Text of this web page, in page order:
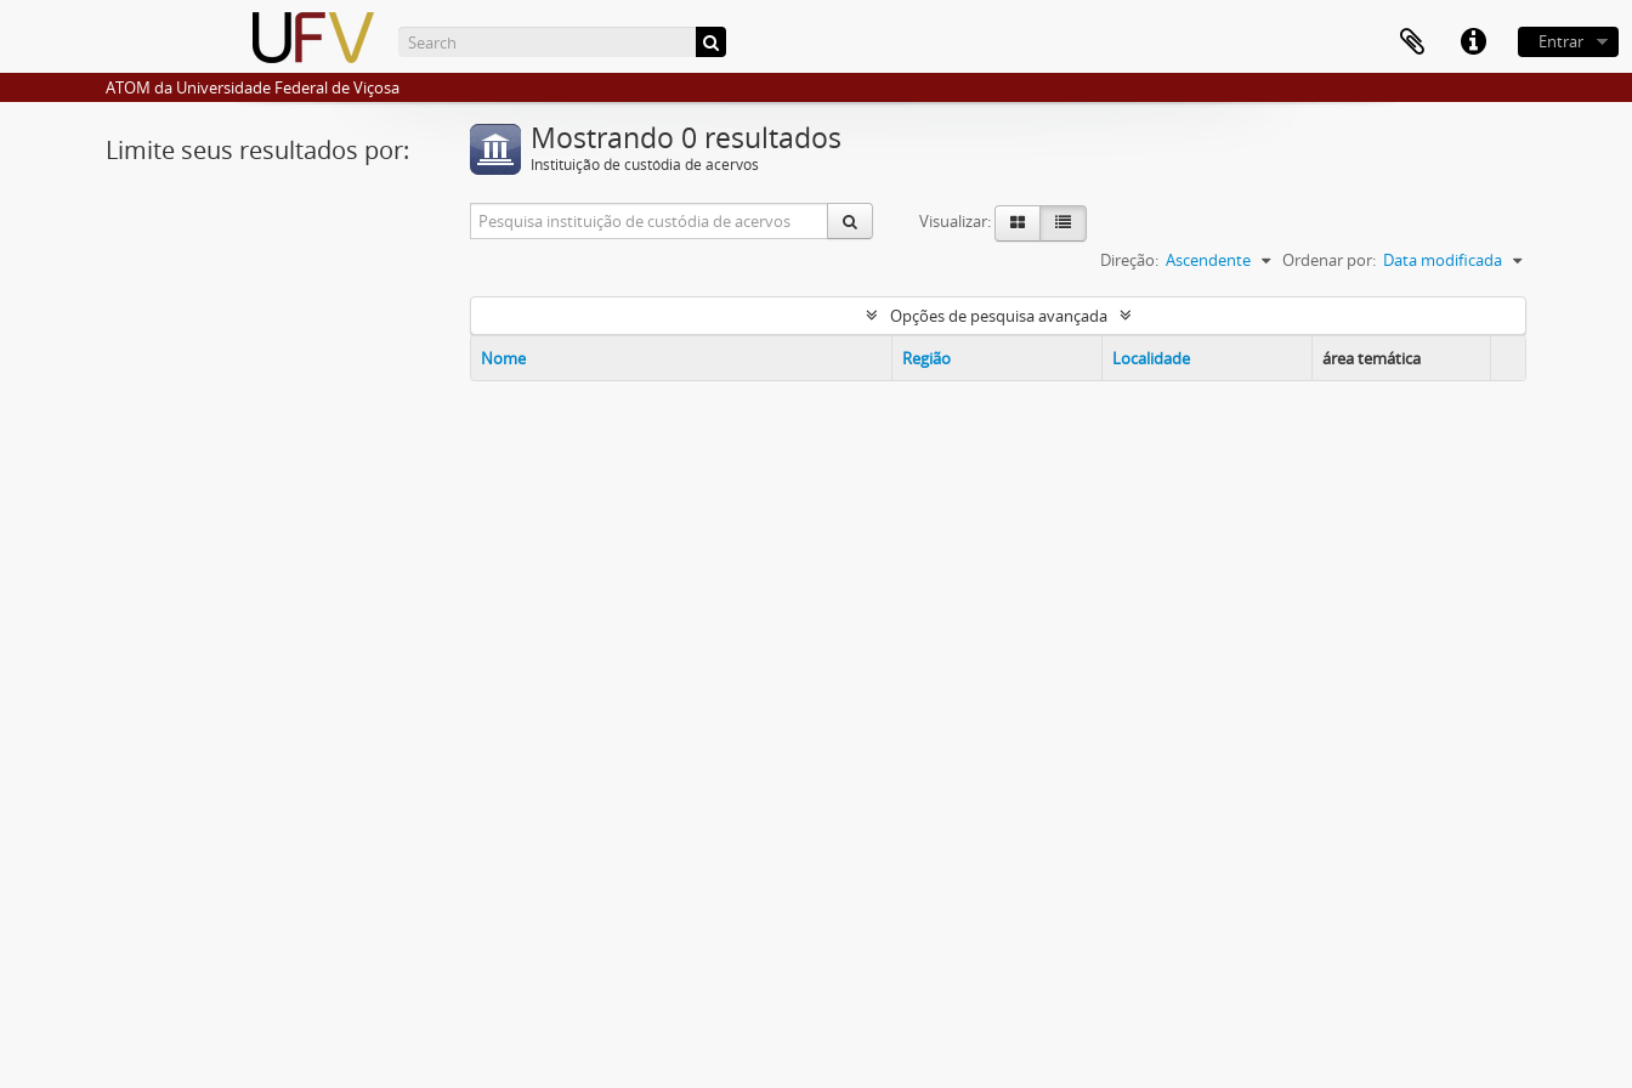
Entrar
ATOM da Universidade Federal de Viçosa
Limite seus resultados por: Mostrando 0 resultados
Instituição de custódia de acervos
Visualizar:
Ordenar por: Data modificada
Direção: Ascendente
Opções de pesquisa avançada
Nome
Região Localidade área temática